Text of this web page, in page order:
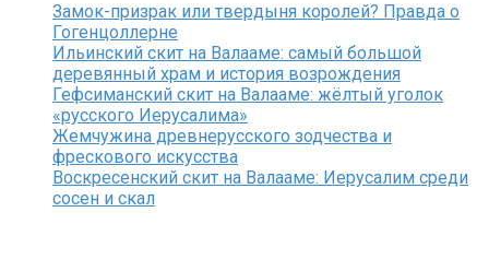
Замок-призрак или твердыня королей? Правда о
Гогенцоллерне
Ильинский скит на Валааме: самый большой
деревянный храм и история возрождения
Гефсиманский скит на Валааме: жёлтый уголок
«русского Иерусалима»
Жемчужина древнерусского зодчества и
фрескового искусства
Воскресенский скит на Валааме: Иерусалим среди
сосен и скал